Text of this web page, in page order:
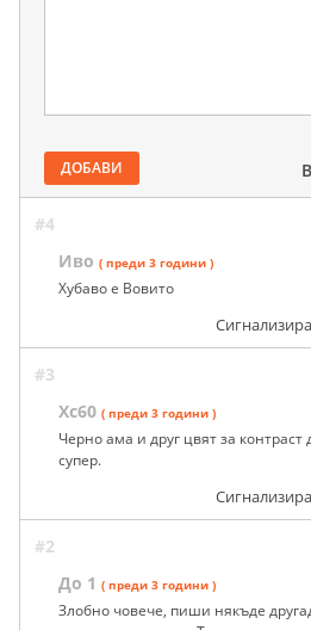
ДОБАВИ
#4
Иво ( преди 3 години )
Хубаво е Вовито
#3
Хс60 ( преди 3 години )
Черно ама и друг цвят за
супер.
#2
До 1 ( преди 3 години )
Злобно човече, пиши някъде